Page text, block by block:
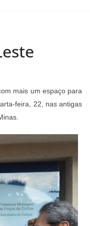
mais um espaço para
feira, 22, nas antigas